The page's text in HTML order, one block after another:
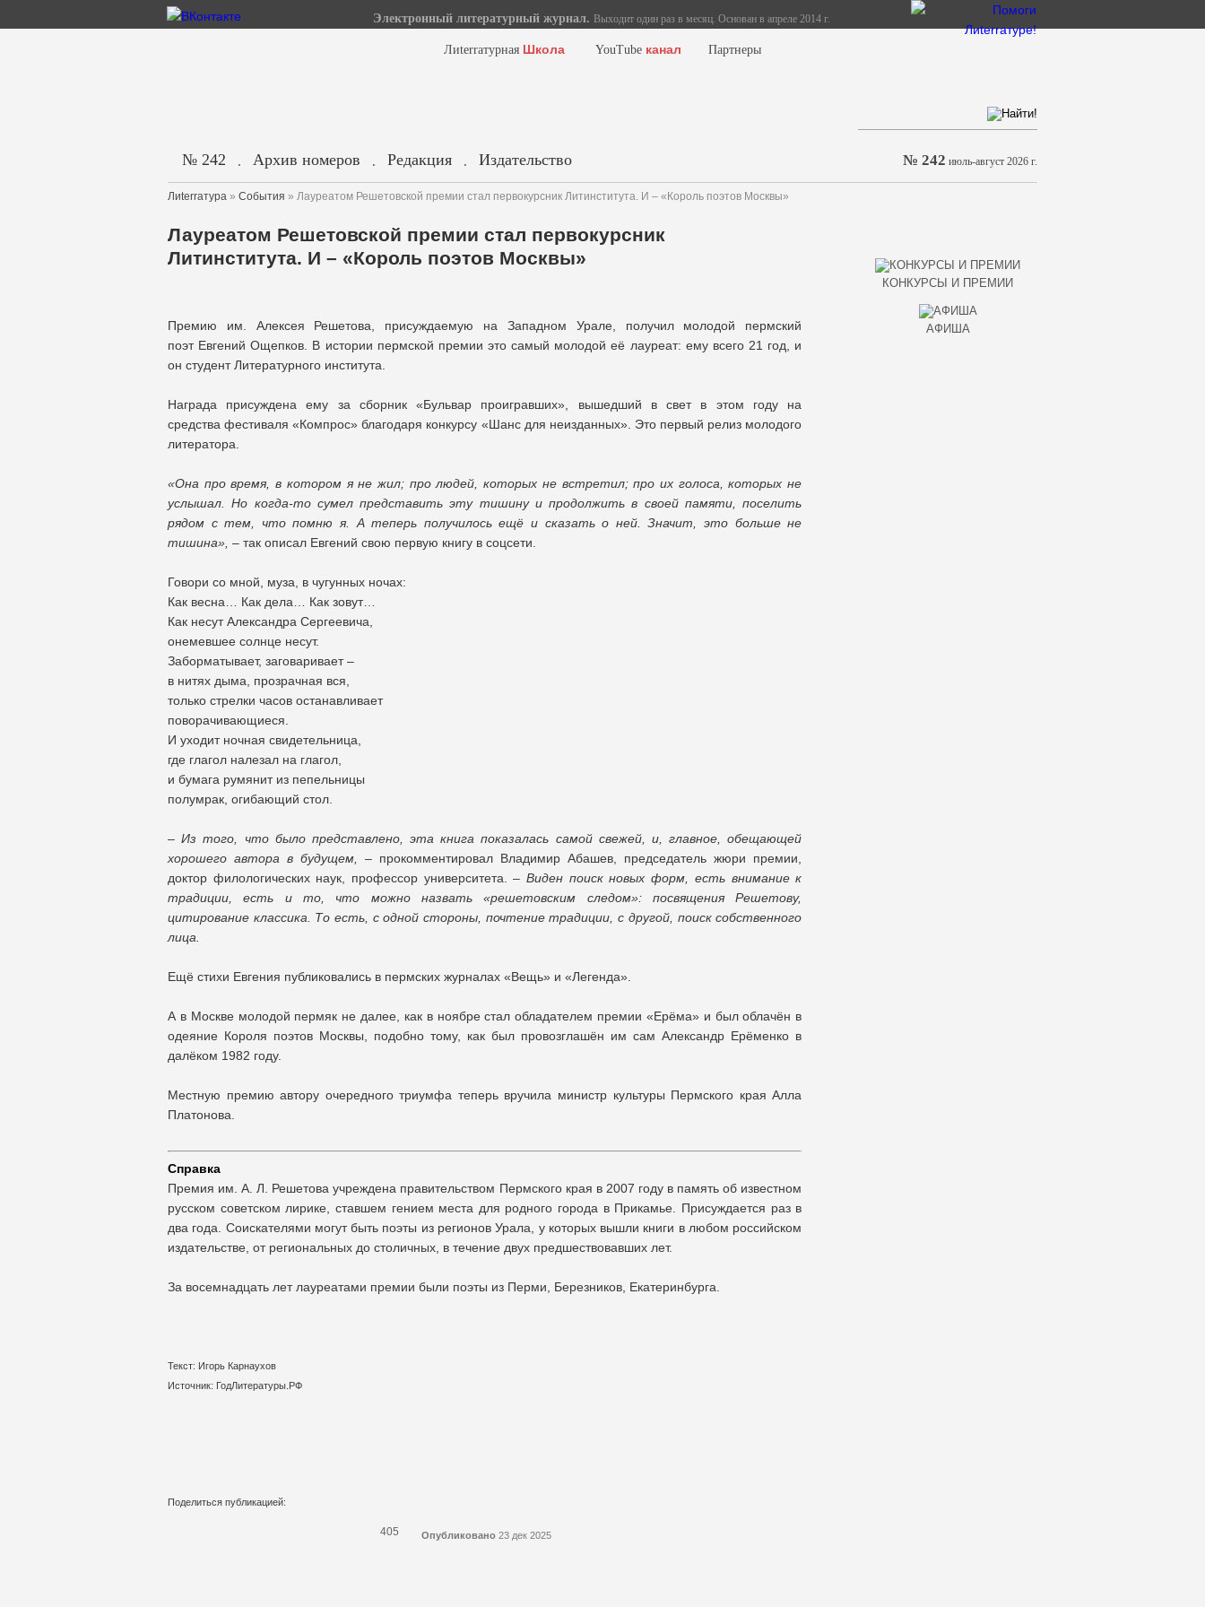
Электронный литературный журнал. Выходит один раз в месяц. Основан в апреле 2014 г.
Лиterraтурная Школа YouTube канал Партнеры
№ 242 . Архив номеров . Редакция . Издательство № 242 июль-август 2026 г.
Лиterraтура » События » Лауреатом Решетовской премии стал первокурсник Литинститута. И – «Король поэтов Москвы»
Лауреатом Решетовской премии стал первокурсник
Литинститута. И – «Король поэтов Москвы»
Премию им. Алексея Решетова , присуждаемую на Западном Урале, получил молодой пермский
поэт Евгений Ощепков. В истории пермской премии это самый молодой её лауреат: ему всего 21 год, и
он студент Литературного института.
Награда присуждена ему за сборник «Бульвар проигравших», вышедший в свет в этом году на
средства фестиваля «Компрос» благодаря конкурсу «Шанс для неизданных». Это первый релиз молодого
литератора.
«Она про время, в котором я не жил; про людей, которых не встретил; про их голоса, которых не
услышал. Но когда-то сумел представить эту тишину и продолжить в своей памяти, поселить
рядом с тем, что помню я. А теперь получилось ещё и сказать о ней. Значит, это больше не
тишина», – так описал Евгений свою первую книгу в соцсети.
Говори со мной, муза, в чугунных ночах:
Как весна… Как дела… Как зовут…
Как несут Александра Сергеевича,
онемевшее солнце несут.
Заборматывает, заговаривает –
в нитях дыма, прозрачная вся,
только стрелки часов останавливает
поворачивающиеся.
И уходит ночная свидетельница,
где глагол налезал на глагол,
и бумага румянит из пепельницы
полумрак, огибающий стол.
– Из того, что было представлено, эта книга показалась самой свежей, и, главное, обещающей
хорошего автора в будущем,
– прокомментировал Владимир Абашев, председатель жюри премии,
доктор филологических наук, профессор университета. – Виден поиск новых форм, есть внимание к
традиции, есть и то, что можно назвать «решетовским следом»: посвящения Решетову,
цитирование классика. То есть, с одной стороны, почтение традиции, с другой, поиск собственного
лица.
Ещё стихи Евгения публиковались в пермских журналах «Вещь» и «Легенда».
А в Москве молодой пермяк не далее, как в ноябре стал обладателем премии «Ерёма» и был облачён в
одеяние Короля поэтов Москвы, подобно тому, как был провозглашён им сам Александр Ерёменко в
далёком 1982 году.
Местную премию автору очередного триумфа теперь вручила министр культуры Пермского края Алла
Платонова.
Справка
Премия им. А. Л. Решетова учреждена правительством Пермского края в 2007 году в память об известном
русском советском лирике, ставшем гением места для родного города в Прикамье. Присуждается раз в
два года. Соискателями могут быть поэты из регионов Урала, у которых вышли книги в любом российском
издательстве, от региональных до столичных, в течение двух предшествовавших лет.
За восемнадцать лет лауреатами премии были поэты из Перми, Березников, Екатеринбурга.
Текст: Игорь Карнаухов
Источник: ГодЛитературы.РФ
Поделиться публикацией:
405 Опубликовано 23 дек 2025
КОНКУРСЫ И ПРЕМИИ
АФИША